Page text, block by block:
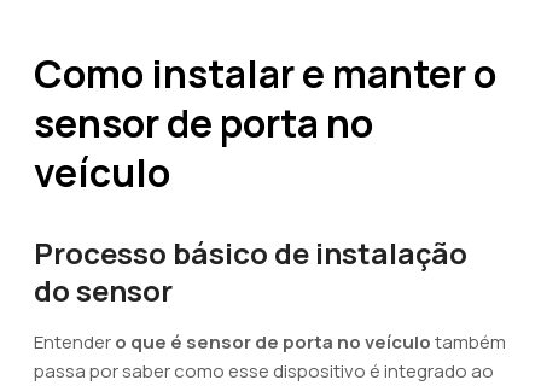
Como instalar e manter o
sensor de porta no
veículo
Processo básico de instalação
do sensor
Entendero que é sensor de porta no veículotambém
passa por saber como esse dispositivo é integrado ao